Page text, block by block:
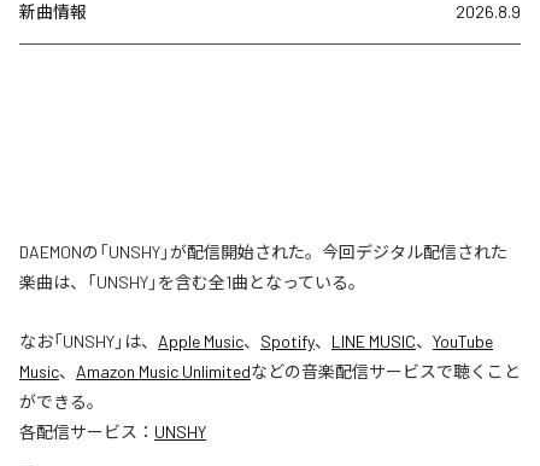
新曲情報 2026.8.9
DAEMONの「UNSHY」が配信開始された。今回デジタル配信された
楽曲は、「UNSHY」を含む全1曲となっている。
なお「UNSHY」は、 Apple Music、 Spotify、 LINE MUSIC、 YouTube
Music、 Amazon Music Unlimitedなどの音楽配信サービスで聴くこと
ができる。
各配信サービス： UNSHY